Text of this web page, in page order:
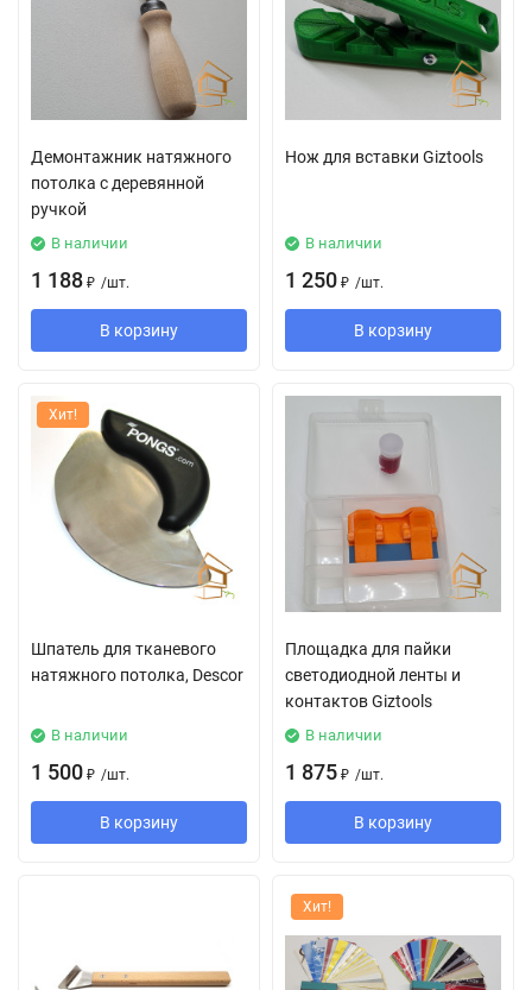
Демонтажник натяжного
потолка с деревянной
ручкой
В наличии
1 188 ₽ /шт.
В корзину
Нож для вставки Giztools
В наличии
1 250 ₽ /шт.
В корзину
Хит!
Шпатель для тканевого
натяжного потолка, Descor
В наличии
1 500 ₽ /шт.
В корзину
Площадка для пайки
светодиодной ленты и
контактов Giztools
В наличии
1 875 ₽ /шт.
В корзину
Хит!